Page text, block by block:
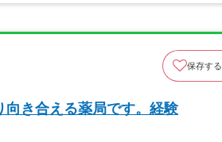
保存する
向き合える薬局です。経験